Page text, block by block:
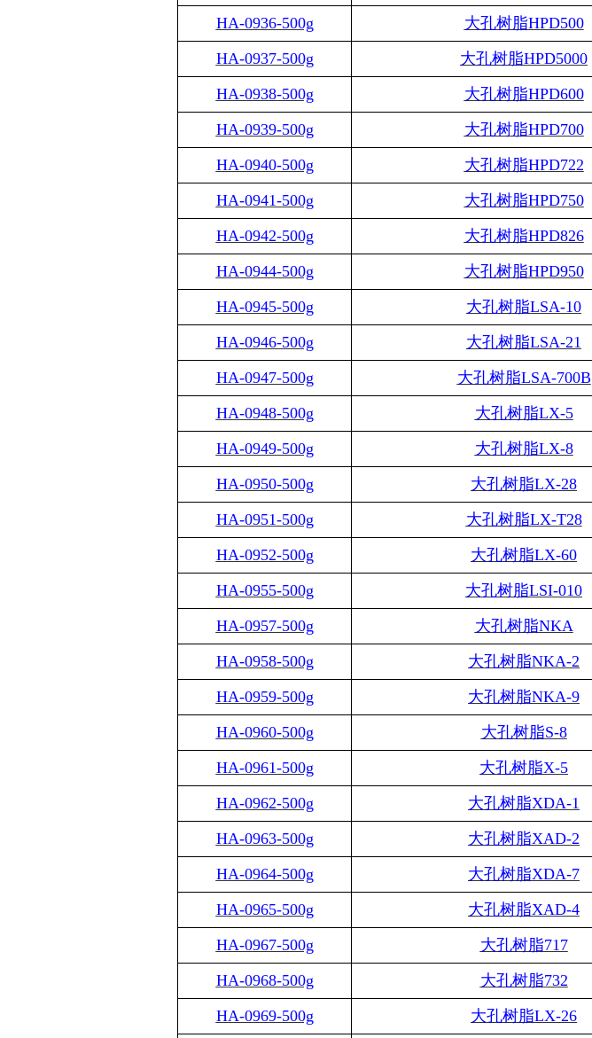
HA-0936-500g
大孔树脂HPD500
HA-0937-500g
大孔树脂HPD5000
HA-0938-500g
大孔树脂HPD600
HA-0939-500g
大孔树脂HPD700
HA-0940-500g
大孔树脂HPD722
HA-0941-500g
大孔树脂HPD750
HA-0942-500g
大孔树脂HPD826
HA-0944-500g
大孔树脂HPD950
HA-0945-500g
大孔树脂LSA-10
HA-0946-500g
大孔树脂LSA-21
HA-0947-500g
大孔树脂LSA-700B
HA-0948-500g
大孔树脂LX-5
HA-0949-500g
大孔树脂LX-8
HA-0950-500g
大孔树脂LX-28
HA-0951-500g
大孔树脂LX-T28
HA-0952-500g
大孔树脂LX-60
HA-0955-500g
大孔树脂LSI-010
HA-0957-500g
大孔树脂NKA
HA-0958-500g
大孔树脂NKA-2
HA-0959-500g
大孔树脂NKA-9
HA-0960-500g
大孔树脂S-8
HA-0961-500g
大孔树脂X-5
HA-0962-500g
大孔树脂XDA-1
HA-0963-500g
大孔树脂XAD-2
HA-0964-500g
大孔树脂XDA-7
HA-0965-500g
大孔树脂XAD-4
HA-0967-500g
大孔树脂717
HA-0968-500g
大孔树脂732
HA-0969-500g
大孔树脂LX-26